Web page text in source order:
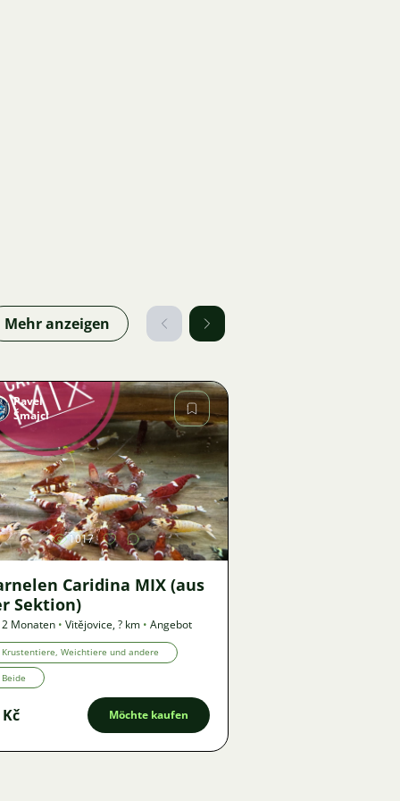
Mehr anzeigen
Bild
Pavel
Šmajcl
1017
Caridina MIX (aus
Sektion)
Monaten • Vitějovice,? km • Angebot
Krustentiere, Weichtiere und andere
Beide
Möchte kaufen